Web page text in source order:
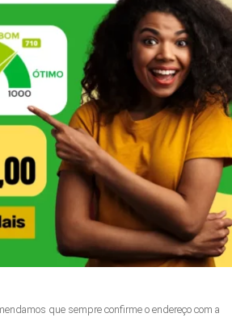
que sempre confirme o endereço com a